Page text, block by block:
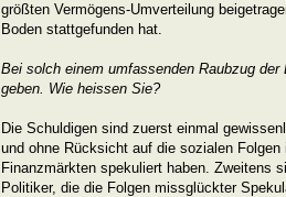
größten Vermögens-Umverteilung
Boden stattgefunden hat.
Bei solch einem umfassenden Raubzug
geben. Wie heissen Sie?
Die Schuldigen sind zuerst einmal
und ohne Rücksicht auf die sozialen Folgen
Finanzmärkten spekuliert haben. Zweitens
Politiker, die die Folgen missglückter